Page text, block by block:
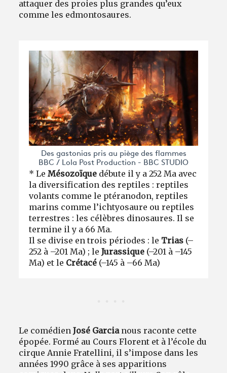
attaquer des proies plus grandes qu’eux
comme les edmontosaures.
Des gastonias pris au piège des flammes
BBC / Lola Post Production - BBC STUDIO
* LeMésozoïque débute il y a 252 Ma avec
la diversification des reptiles : reptiles
volants comme le ptéranodon, reptiles
marins comme l’ichtyosaure ou reptiles
terrestres : les célèbres dinosaures. Il se
termine il y a 66 Ma.
Il se divise en trois périodes : le Trias (–
252 à –201 Ma) ; leJurassique (–201 à –145
Ma) et le Crétacé (–145 à –66 Ma)
Le comédienJosé Garcianous raconte cette
épopée. Formé au Cours Florent et à l’école du
cirque Annie Fratellini, il s’impose dans les
années 1990 grâce à ses apparitions